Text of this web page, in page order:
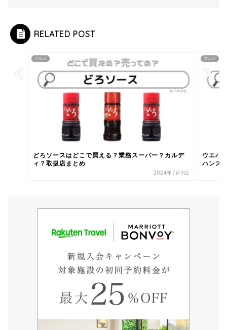
RELATED POST
グルメ
どろソースはどこで買える？業務スーパー？カルデ
ィ？取扱店まとめ
2024年7月9日
グルメ
ウエハ
ハンズ